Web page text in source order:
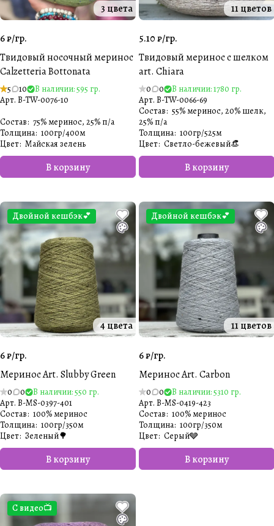
3 цвета
6 ₽/гр.
Твидовый носочный меринос
Calzetteria Bottonata
5 10
В наличии: 595 гр.
Арт. B-TW-0076-10
В корзину
Состав: 75% меринос, 25% п/а
Толщина: 100гр/400м
Цвет: Майская зелень
11 цветов
5.10 ₽/гр.
Твидовый меринос с шелком
art. Chiara
0 0
В наличии: 1780 гр.
Арт. B-TW-0066-69
В корзину
Состав: 55% меринос, 20% шелк,
25% п/а
Толщина: 100гр/525м
Цвет: Светло-бежевый👒
Двойной кешбэк💕
4 цвета
6 ₽/гр.
Меринос Art. Slubby Green
0 0
В наличии: 550 гр.
Арт. B-MS-0397-401
В корзину
Состав: 100% меринос
Толщина: 100гр/350м
Цвет: Зеленый🌳
Двойной кешбэк💕
11 цветов
6 ₽/гр.
Меринос Art. Carbon
0 0
В наличии: 5310 гр.
Арт. B-MS-0419-423
В корзину
Состав: 100% меринос
Толщина: 100гр/350м
Цвет: Серый🩶
С видео📺